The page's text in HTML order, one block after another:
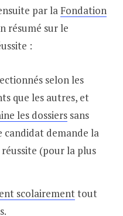
par la Fondation
résumé sur le
:
selon les
que les autres, et
les dossiers sans
demande la
(pour la plus
scolairementtout